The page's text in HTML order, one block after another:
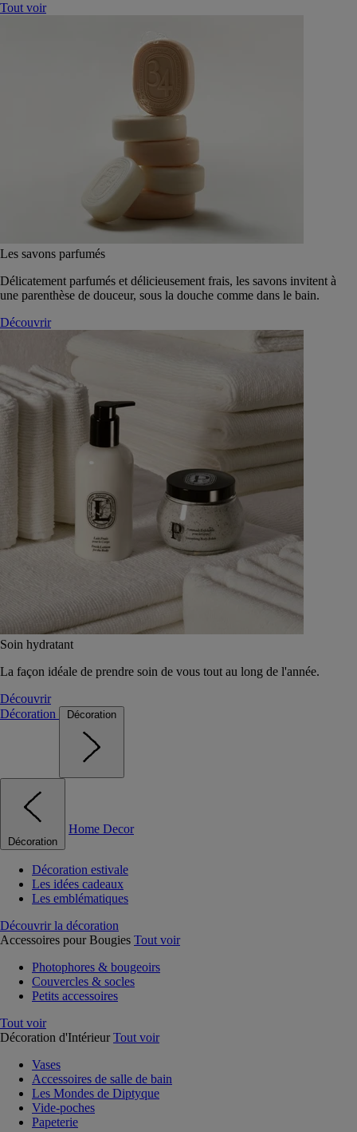
Tout voir
Les savons parfumés
Délicatement parfumés et délicieusement frais, les savons invitent à
une parenthèse de douceur, sous la douche comme dans le bain.
Découvrir
Soin hydratant
La façon idéale de prendre soin de vous tout au long de l'année.
Découvrir
Décoration
Décoration
Décoration
Home Decor
Décoration estivale
Les idées cadeaux
Les emblématiques
Découvrir la décoration
Accessoires pour Bougies Tout voir
Photophores & bougeoirs
Couvercles & socles
Petits accessoires
Tout voir
Décoration d'Intérieur Tout voir
Vases
Accessoires de salle de bain
Les Mondes de Diptyque
Vide-poches
Papeterie